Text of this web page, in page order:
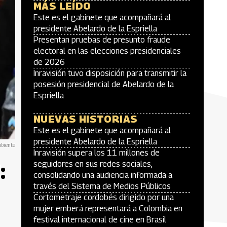
MÁS LEÍDO
Este es el gabinete que acompañará al
presidente Abelardo de la Espriella
Presentan pruebas de presunto fraude
electoral en las elecciones presidenciales
de 2026
Inravisión tuvo disposición para transmitir la
posesión presidencial de Abelardo de la
Espriella
NUEVAS HISTORIAS
Este es el gabinete que acompañará al
presidente Abelardo de la Espriella
Inravisión supera los 11 millones de
seguidores en sus redes sociales,
consolidando una audiencia informada a
través del Sistema de Medios Públicos
Cortometraje cordobés dirigido por una
mujer emberá representará a Colombia en
festival internacional de cine en Brasil